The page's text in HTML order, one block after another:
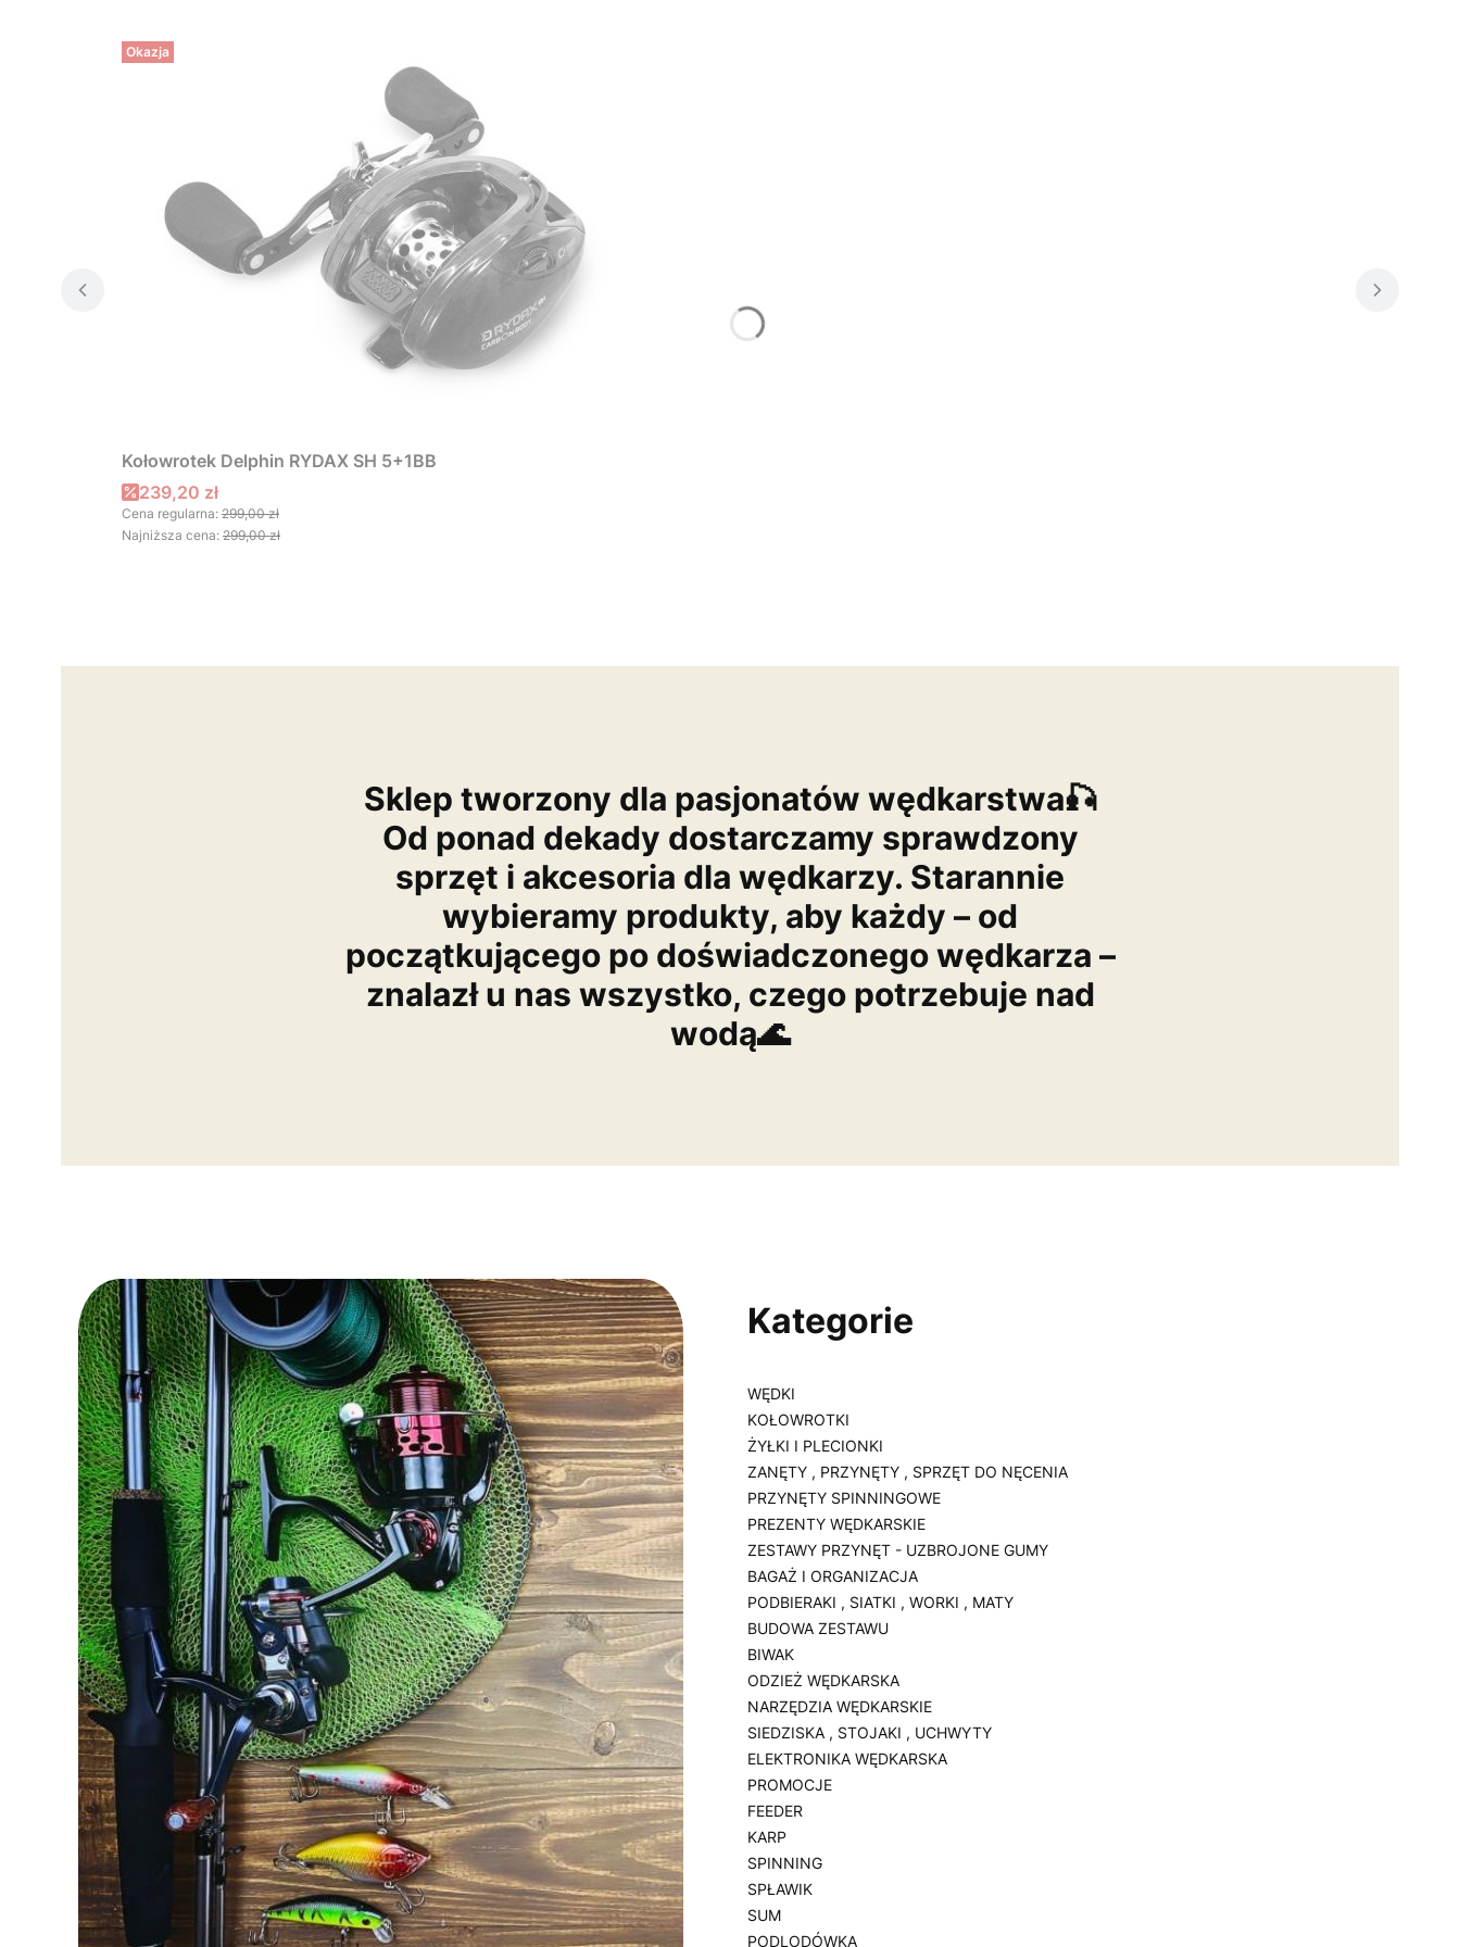
Okazja
Kołowrotek Delphin RYDAX SH 5+1BB
Cena promocyjna
239,20 zł
Cena regularna: 299,00 zł
Najniższa cena: 299,00 zł
Sklep tworzony dla pasjonatów wędkarstwa🎣
Od ponad dekady dostarczamy sprawdzony
sprzęt i akcesoria dla wędkarzy. Starannie
wybieramy produkty, aby każdy – od
początkującego po doświadczonego wędkarza –
znalazł u nas wszystko, czego potrzebuje nad
wodą🌊
Kategorie
WĘDKI
KOŁOWROTKI
ŻYŁKI I PLECIONKI
ZANĘTY , PRZYNĘTY , SPRZĘT DO NĘCENIA
PRZYNĘTY SPINNINGOWE
PREZENTY WĘDKARSKIE
ZESTAWY PRZYNĘT - UZBROJONE GUMY
BAGAŻ I ORGANIZACJA
PODBIERAKI , SIATKI , WORKI , MATY
BUDOWA ZESTAWU
BIWAK
ODZIEŻ WĘDKARSKA
NARZĘDZIA WĘDKARSKIE
SIEDZISKA , STOJAKI , UCHWYTY
ELEKTRONIKA WĘDKARSKA
PROMOCJE
FEEDER
KARP
SPINNING
SPŁAWIK
SUM
PODLODÓWKA